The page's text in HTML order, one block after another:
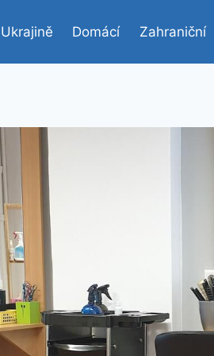
Domácí Zahraniční